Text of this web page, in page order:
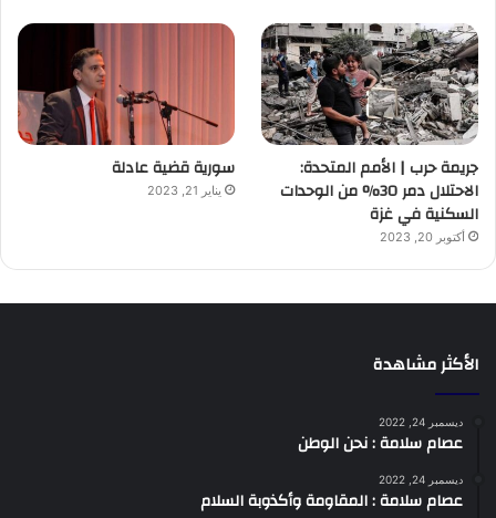
جريمة حرب | الأمم المتحدة:
الاحتلال دمر 30% من الوحدات
السكنية في غزة
أكتوبر 20, 2023
سورية قضية عادلة
يناير 21, 2023
الأكثر مشاهدة
ديسمبر 24, 2022
عصام سلامة : نحن الوطن
ديسمبر 24, 2022
عصام سلامة : المقاومة وأكذوبة السلام